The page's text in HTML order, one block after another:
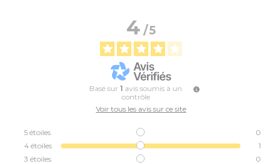
4/5
Basé sur 1 avis soumis à un
contrôle
Voir tous les avis sur ce site
5 étoiles
0
4 étoiles
1
3 étoiles
0